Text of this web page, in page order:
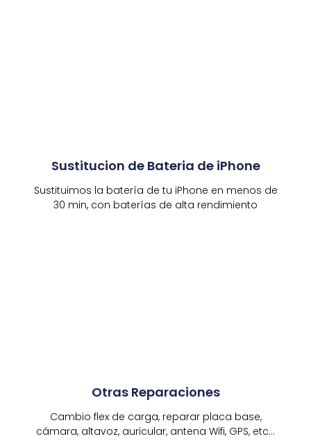
Sustitucion de Bateria de iPhone
Sustituimos la batería de tu iPhone en menos de
30 min, con baterías de alta rendimiento
Otras Reparaciones
Cambio flex de carga, reparar placa base,
cámara, altavoz, auricular, antena Wifi, GPS, etc...